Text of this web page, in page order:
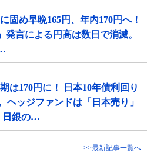
固め早晩165円、年内170円へ！
発言による円高は数日で消滅。
は170円に！ 日本10年債利回り
ヘッジファンドは「日本売り」
日銀の…
>>最新記事一覧へ